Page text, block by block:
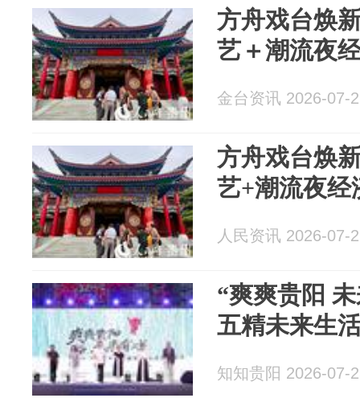
方舟戏台焕
艺＋潮流夜
金台资讯 2026-07-
方舟戏台焕
艺+潮流夜经
人民资讯 2026-07-
“爽爽贵阳
五精未来生
知知贵阳 2026-07-